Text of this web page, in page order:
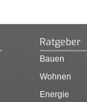
Ratgeber
Bauen
Wohnen
Energie